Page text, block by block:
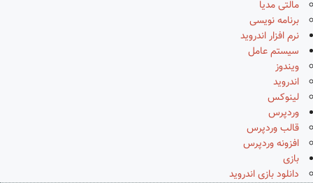
مالتی مدیا
برنامه نویسی
نرم افزار اندروید
سیستم عامل
ویندوز
اندروید
لینوکس
وردپرس
قالب وردپرس
افزونه وردپرس
بازی
دانلود بازی اندروید